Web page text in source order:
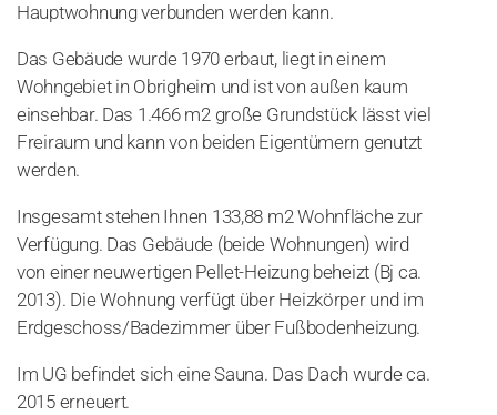
Hauptwohnung verbunden werden kann.
Das Gebäude wurde 1970 erbaut, liegt in einem
Wohngebiet in Obrigheim und ist von außen kaum
einsehbar. Das 1.466 m2 große Grundstück lässt viel
Freiraum und kann von beiden Eigentümern genutzt
werden.
Insgesamt stehen Ihnen 133,88 m2 Wohnfläche zur
Verfügung. Das Gebäude (beide Wohnungen) wird
von einer neuwertigen Pellet-Heizung beheizt (Bj ca.
2013). Die Wohnung verfügt über Heizkörper und im
Erdgeschoss/Badezimmer über Fußbodenheizung.
Im UG befindet sich eine Sauna. Das Dach wurde ca.
2015 erneuert.